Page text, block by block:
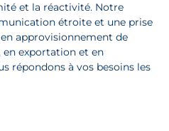
et la réactivité. Notre
étroite et une prise
approvisionnement de
exportation et en
répondons à vos besoins les